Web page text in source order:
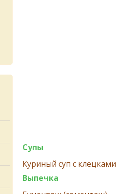
Супы
Куриный суп с клецками
Выпечка